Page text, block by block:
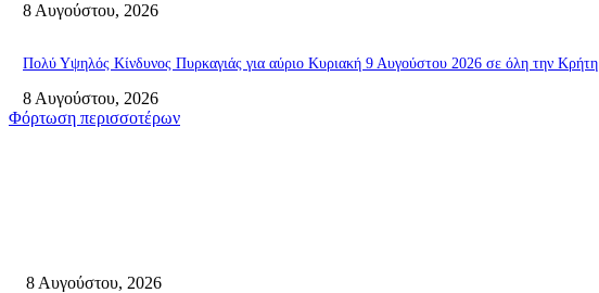
8 Αυγούστου, 2026
Πολύ Υψηλός Κίνδυνος Πυρκαγιάς για αύριο Κυριακή 9 Αυγούστου 2026 σε όλη την Κρήτη
8 Αυγούστου, 2026
Φόρτωση περισσοτέρων
8 Αυγούστου, 2026